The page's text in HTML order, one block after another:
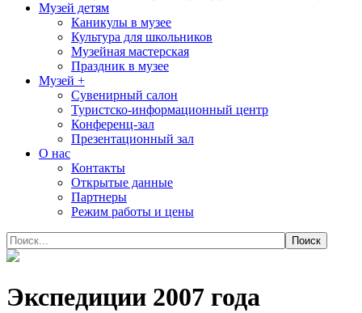
Музей детям
Каникулы в музее
Культура для школьников
Музейная мастерская
Праздник в музее
Музей +
Сувенирный салон
Туристско-информационный центр
Конференц-зал
Презентационный зал
О нас
Контакты
Открытые данные
Партнеры
Режим работы и цены
Экспедиции 2007 года